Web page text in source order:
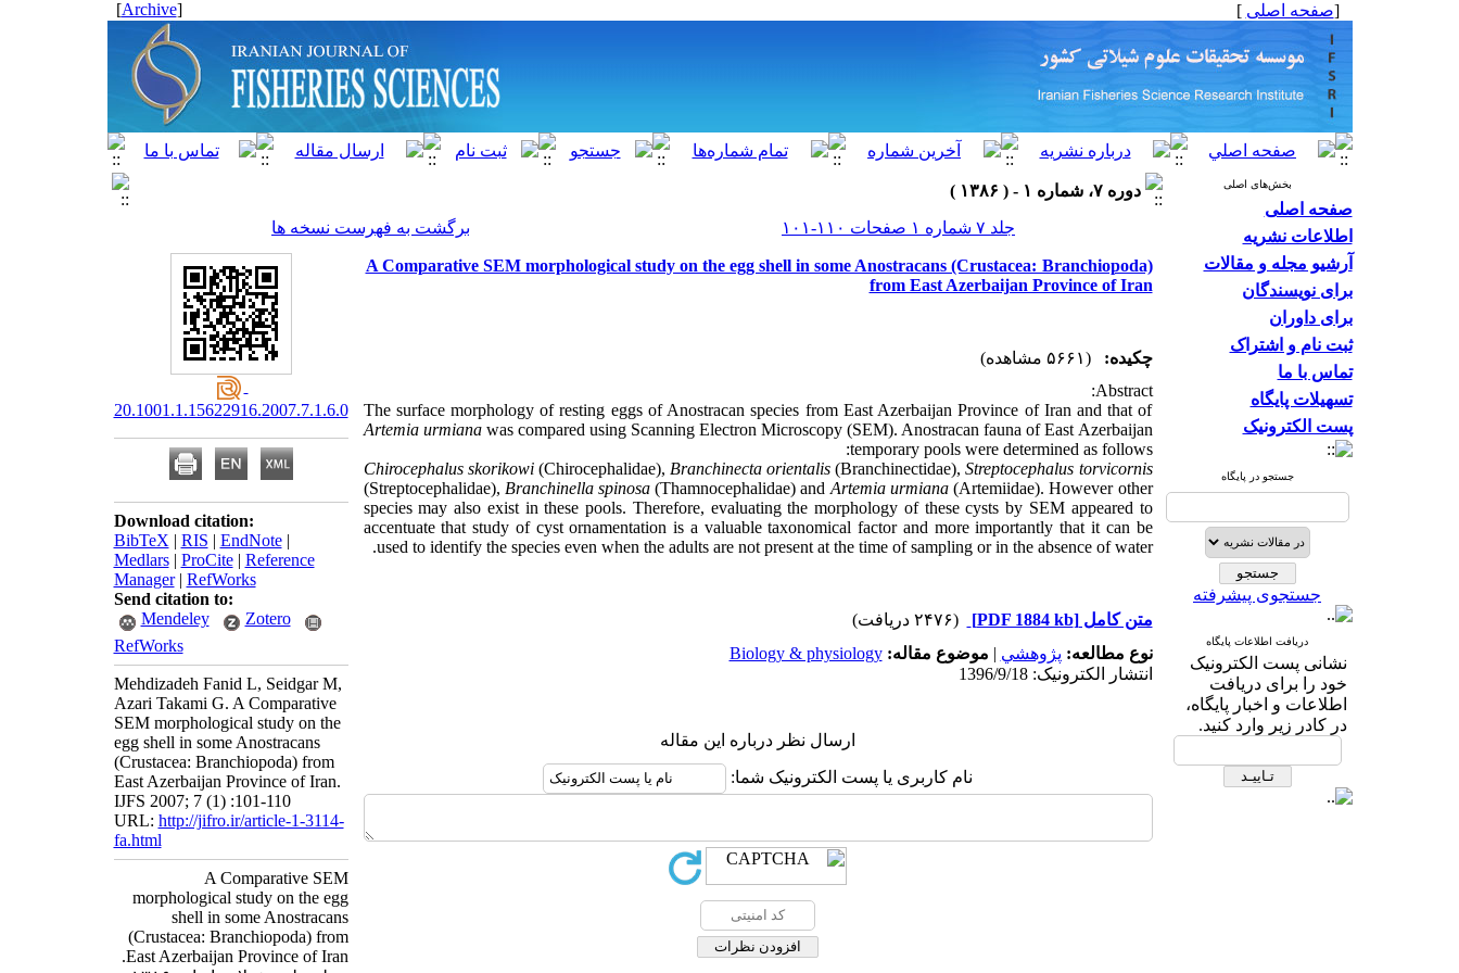
[صفحه اصلی ]
[
Archive
]
بخش‌های اصلی
صفحه اصلی
اطلاعات نشریه
آرشیو مجله و مقالات
برای نویسندگان
برای داوران
ثبت نام و اشتراک
تماس با ما
تسهیلات پایگاه
پست الکترونیک
جستجو در پایگاه
جستجوی پیشرفته
دریافت اطلاعات پایگاه
نشانی پست الکترونیک
خود را برای دریافت
اطلاعات و اخبار پایگاه،
در کادر زیر وارد کنید.
دوره ۷، شماره ۱ - ( ۱۳۸۶ )
جلد ۷ شماره ۱ صفحات ۱۱۰-۱۰۱
برگشت به فهرست نسخه ها
A Comparative SEM morphological study on the egg shell in some Anostracans (Crustacea: Branchiopoda)
from East Azerbaijan Province of Iran
چکیده:
(۵۶۶۱ مشاهده)
Abstract:
The surface morphology of resting eggs of Anostracan species from East Azerbaijan Province of Iran and that of
Artemia urmianawas compared using Scanning Electron Microscopy (SEM). Anostracan fauna of East Azerbaijan
temporary pools were determined as follows:
Chirocephalus skorikowi(Chirocephalidae), Branchinecta orientalis (Branchinectidae),Streptocephalus torvicornis
(Streptocephalidae), Branchinella spinosa(Thamnocephalidae) and Artemia urmiana(Artemiidae). However other
species may also exist in these pools. Therefore, evaluating the morphology of these cysts by SEM appeared to
accentuate that study of cyst ornamentation is a valuable taxonomical factor and more importantly that it can be
used to identify the species even when the adults are not present at the time of sampling or in the absence of water.
متن کامل[PDF 1884 kb]
(۲۴۷۶ دریافت)
نوع مطالعه: پژوهشي | موضوع مقاله:Biology & physiology
انتشار الکترونیک: 1396/9/18
ارسال نظر درباره این مقاله
نام کاربری یا پست الکترونیک شما:
20.1001.1.15622916.2007.7.1.6.0
Download citation:
BibTeX | RIS | EndNote|
Medlars| ProCite| Reference
Manager| RefWorks
Send citation to:
Mendeley
Zotero
RefWorks
Mehdizadeh Fanid L, Seidgar M,
Azari Takami G. A Comparative
SEM morphological study on the
egg shell in some Anostracans
(Crustacea: Branchiopoda) from
East Azerbaijan Province of Iran.
IJFS 2007; 7 (1) :101-110
URL: http://jifro.ir/article-1-3114-
fa.html
A Comparative SEM
morphological study on the egg
shell in some Anostracans
(Crustacea: Branchiopoda) from
East Azerbaijan Province of Iran.